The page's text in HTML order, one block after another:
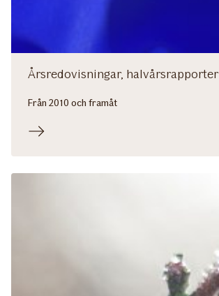
Årsredovisningar, halvårsrapporter
Från 2010 och framåt